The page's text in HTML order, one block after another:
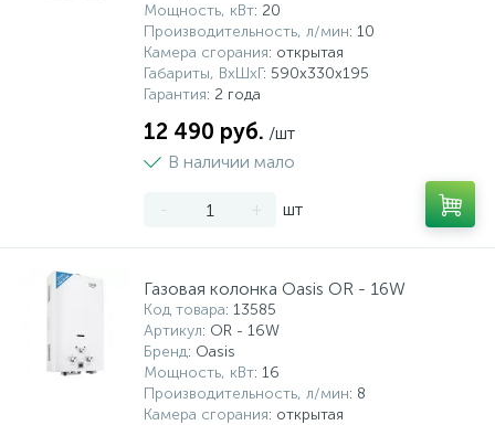
Мощность, кВт: 20
Производительность, л/мин: 10
Камера сгорания: открытая
Габариты, ВхШхГ: 590х330х195
Гарантия: 2 года
12 490 руб. /шт
В наличии мало
- + шт
Газовая колонка Oasis OR - 16W
Код товара: 13585
Артикул: OR - 16W
Бренд: Oasis
Мощность, кВт: 16
Производительность, л/мин: 8
Камера сгорания: открытая